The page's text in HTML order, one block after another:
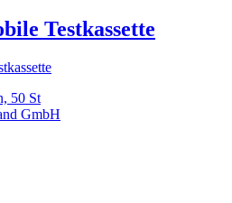
Testkassette
50 St
GmbH